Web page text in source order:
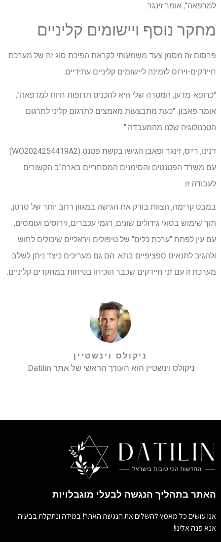
למרפאה", אומר זינגר.
מחקר נוסף ויישומים קליניים
פרסום זה מסמן צעד משמעותי לקראת הפיכת סוג זה של מערכת
חיידקים-וירוס לזמינה ליישומים קליניים עתידיים.
"כרופא-מדען, המטרה שלי היא להכניס תרופות חיות למרפאה",
אומר פאבון. "כעת מתבצעות מאמצים לתרגום קליני לתרגום
הטכנולוגיה שלנו מהמעבדה."
דנינו, רייס, זינגר ופאבן הגישו בקשת פטנט (WO2024254419A2)
עם משרד הפטנטים והסימנים המסחריים בארה"ב הקשורים
לעבודה זו.
במבט קדימה, הצוות בודק את הגישה במגוון רחב יותר של סרטן,
תוך שימוש בסוגי גידולים שונים, דגמי עכברים, וירוסים ועומסים,
עם עין לפתח "ערכת כלים" של טיפולים ויראליים שיכולים לחוש
ולהגיב לתנאים ספציפיים בתא. הם גם מעריכים כיצד ניתן לשלב
מערכת זו עם זני חיידקים שכבר הוכיחו בטיחות במחקרים קליניים.
ניקולס וינשטיין
ניקולס וינשטיין הוא העורך הראשי של אתר Datilin.
האתר בתהליך הנגשה לבעלי מוגבלויות
אנו עושים כל מאמץ להשלים את הנגשת האתר! במידה ונתקלת בבעיה
אנא פנה אלינו!